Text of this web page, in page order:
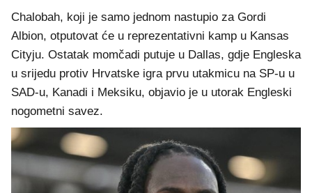
Chalobah, koji je samo jednom nastupio za Gordi
Albion, otputovat će u reprezentativni kamp u Kansas
Cityju. Ostatak momčadi putuje u Dallas, gdje Engleska
u srijedu protiv Hrvatske igra prvu utakmicu na SP-u u
SAD-u, Kanadi i Meksiku, objavio je u utorak Engleski
nogometni savez.